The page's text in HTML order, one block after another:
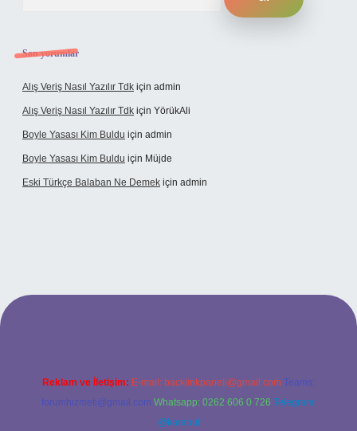
Son yorumlar
Alış Veriş Nasıl Yazılır Tdk için admin
Alış Veriş Nasıl Yazılır Tdk için YörükAli
Boyle Yasası Kim Buldu için admin
Boyle Yasası Kim Buldu için Müjde
Eski Türkçe Balaban Ne Demek için admin
casino
Reklam ve İletişim: E-mail: backlinkpaneli@gmail.com Teams:
forumhizmeti@gmail.com Whatsapp: 0262 606 0 726 Telegram:
@karabul